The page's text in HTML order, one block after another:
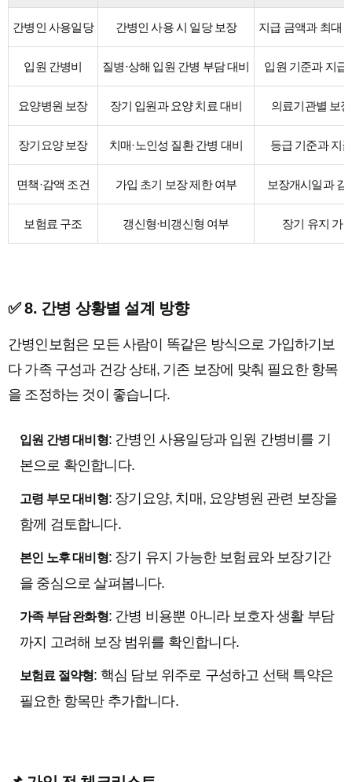
간병인 사용일당 간병인 사용 시 일당 보장 지급 금액과 최대
입원 간병비 질병·상해 입원 간병 부담 대비 입원 기준과 지급
요양병원 보장 장기 입원과 요양 치료 대비 의료기관별 보
장기요양 보장 치매·노인성 질환 간병 대비 등급 기준과 지
면책·감액 조건 가입 초기 보장 제한 여부 보장개시일과 감
보험료 구조 갱신형·비갱신형 여부 장기 유지 가
✅ 8. 간병 상황별 설계 방향
간병인보험은 모든 사람이 똑같은 방식으로 가입하기보
다 가족 구성과 건강 상태, 기존 보장에 맞춰 필요한 항목
을 조정하는 것이 좋습니다.
입원 간병 대비형: 간병인 사용일당과 입원 간병비를 기
본으로 확인합니다.
고령 부모 대비형: 장기요양, 치매, 요양병원 관련 보장을
함께 검토합니다.
본인 노후 대비형: 장기 유지 가능한 보험료와 보장기간
을 중심으로 살펴봅니다.
가족 부담 완화형: 간병 비용뿐 아니라 보호자 생활 부담
까지 고려해 보장 범위를 확인합니다.
보험료 절약형: 핵심 담보 위주로 구성하고 선택 특약은
필요한 항목만 추가합니다.